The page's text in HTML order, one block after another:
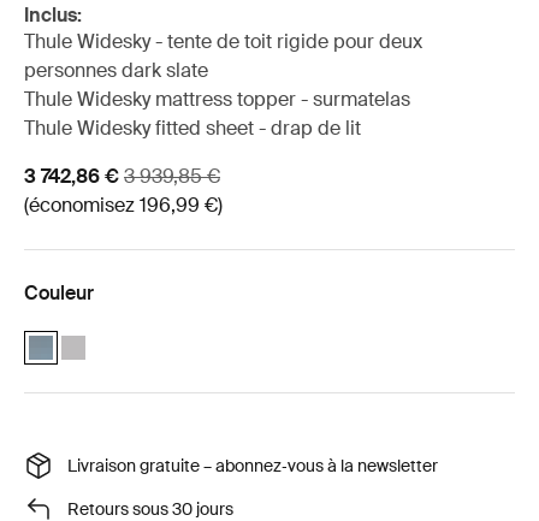
Inclus:
Thule Widesky - tente de toit rigide pour deux
personnes dark slate
Thule Widesky mattress topper - surmatelas
Thule Widesky fitted sheet - drap de lit
Prix de vente
3 742,86 €Prix d’origine
3 939,85 €
(économisez 196,99 €)
Couleur
Pack confort Camp Thule Widesky Ardoise foncée (selected)
Pack confort Camp Thule Widesky Gris Ashland
Livraison gratuite – abonnez‑vous à la newsletter
Retours sous 30 jours